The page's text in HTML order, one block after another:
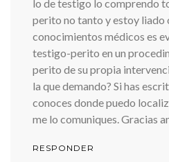
lo de testigo lo comprendo
perito no tanto y estoy liado
conocimientos médicos es
testigo-perito en un
perito de su propia
la que demando? Si has
conoces donde puedo
me lo comuniques. Gracias
RESPONDER